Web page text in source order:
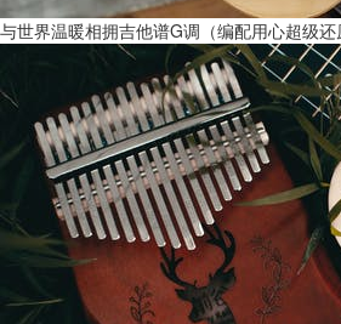
与世界温暖相拥吉他谱G调（编配用心超级